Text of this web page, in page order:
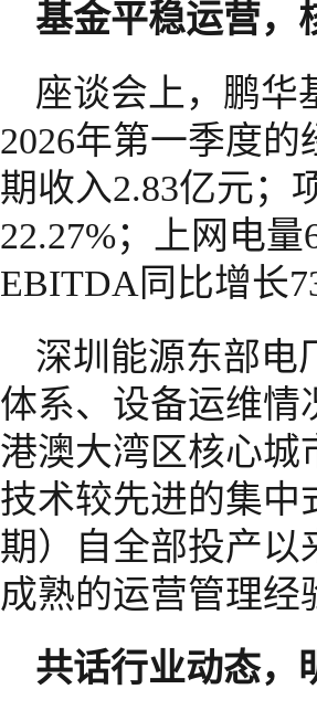
基金平稳运营，
座谈会上，鹏华
2026年第一季度
期收入2.83亿元；
22.27%；上网电
EBITDA同比增长
深圳能源东部电
体系、设备运维情
港澳大湾区核心城
技术较先进的集中
期）自全部投产以
成熟的运营管理经
共话行业动态，